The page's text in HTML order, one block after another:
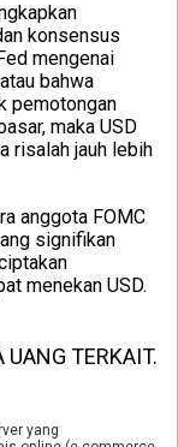
konsensus
mengenai
bahwa
pemotongan
maka USD
risalah jauh lebih
anggota FOMC
signifikan
menekan USD.
TERKAIT.
yang